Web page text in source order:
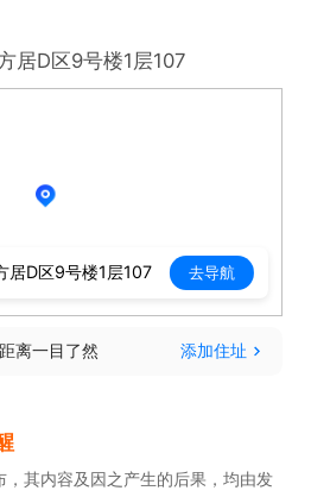
居D区9号楼1层107
居D区9号楼1层107 去导航
离一目了然 添加住址
其内容及因之产生的后果，均由发